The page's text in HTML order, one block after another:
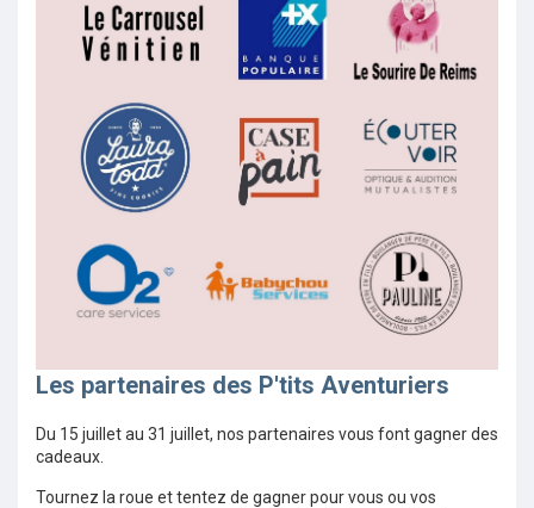
Les partenaires des P'tits Aventuriers
Du 15 juillet au 31 juillet, nos partenaires vous font gagner des
cadeaux.
Tournez la roue et tentez de gagner pour vous ou vos